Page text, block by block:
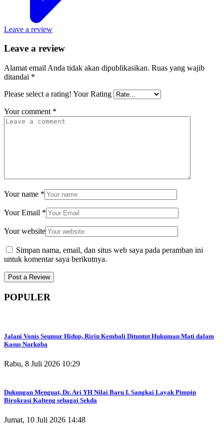
Leave a review
Leave a review
Alamat email Anda tidak akan dipublikasikan. Ruas yang wajib
ditandai *
Please select a rating! Your Rating
Your comment *
Your name *
Your Email *
Your website
Simpan nama, email, dan situs web saya pada peramban ini
untuk komentar saya berikutnya.
POPULER
Jalani Vonis Seumur Hidup, Ririn Kembali Dituntut Hukuman Mati dalam
Kasus Narkoba
Rabu, 8 Juli 2026 10:29
Dukungan Menguat, Dr. Ari YH Nilai Baru I. Sangkai Layak Pimpin
Birokrasi Kalteng sebagai Sekda
Jumat, 10 Juli 2026 14:48